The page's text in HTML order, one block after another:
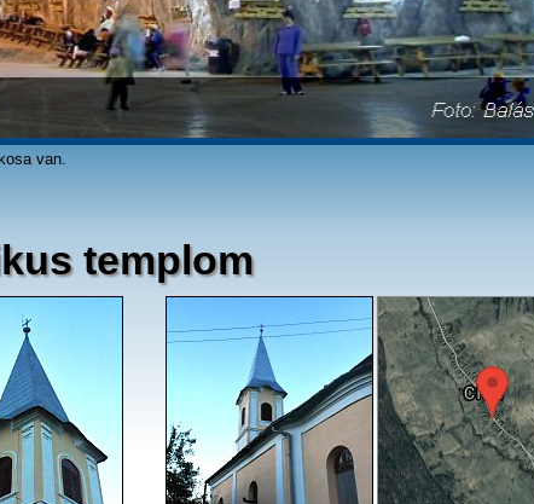
van.
templom